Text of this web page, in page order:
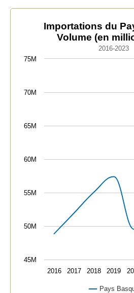
Importations du Pays
Line chart with 8 data points.
2016-2023
The chart has 1 Y axis
Importations du
Volume (en
2016-2023
Pays
2016 2017 2018 2019
45M
50M
55M
60M
65M
70M
75M